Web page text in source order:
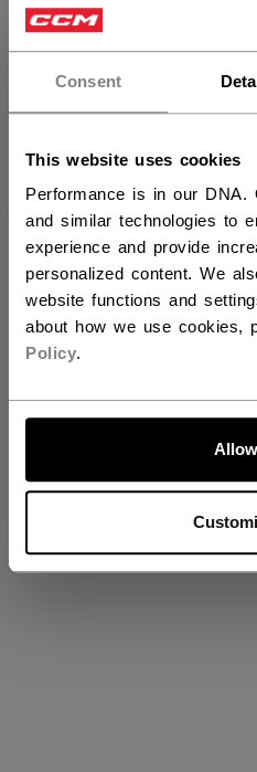
Consent
This website uses cookies
Performance is in our DNA.
and similar technologies to
experience and provide
personalized content. We
website functions and
about how we use cookies,
Policy.
Vous
produits aux
ALLONS-Y
IDENTIFICATION
GROUPE D'ÂGE
COLLECTION
SS1
ÉVALUATIONS